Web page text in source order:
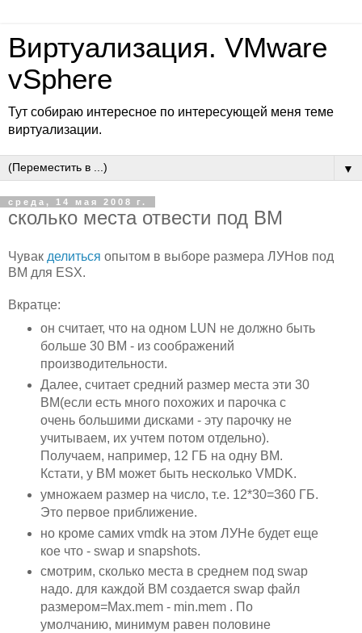
Виртуализация. VMware
vSphere
Тут собираю интересное по интересующей меня теме
виртуализации.
▼
среда, 14 мая 2008 г.
сколько места отвести под ВМ
Чувак делиться опытом в выборе размера ЛУНов под
ВМ для ESX.
Вкратце:
он считает, что на одном LUN не должно быть
больше 30 ВМ - из соображений
производительности.
Далее, считает средний размер места эти 30
ВМ(если есть много похожих и парочка с
очень большими дисками - эту парочку не
учитываем, их учтем потом отдельно).
Получаем, например, 12 ГБ на одну ВМ.
Кстати, у ВМ может быть несколько VMDK.
умножаем размер на число, т.е. 12*30=360 ГБ.
Это первое приближение.
но кроме самих vmdk на этом ЛУНе будет еще
кое что - swap и snapshots.
смотрим, сколько места в среднем под swap
надо. для каждой ВМ создается swap файл
размером=Max.mem - min.mem . По
умолчанию, минимум равен половине